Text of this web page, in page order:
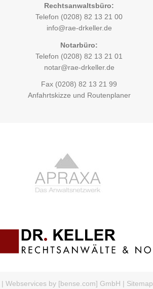
Rechtsanwaltsbüro:
Telefon (0208) 82 13 21 00
info@rae-drkeller.de
Notarbüro:
Telefon (0208) 82 13 21 01
notar@rae-drkeller.de
Fax (0208) 82 13 21 99
Anfahrtskizze und Routenplaner
| Webservices by [bense.com] GmbH | Sitemap